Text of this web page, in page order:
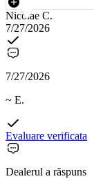
Nicolae C.
7/27/2026
7/27/2026
~ E.
Evaluare verificata
Dealerul a răspuns